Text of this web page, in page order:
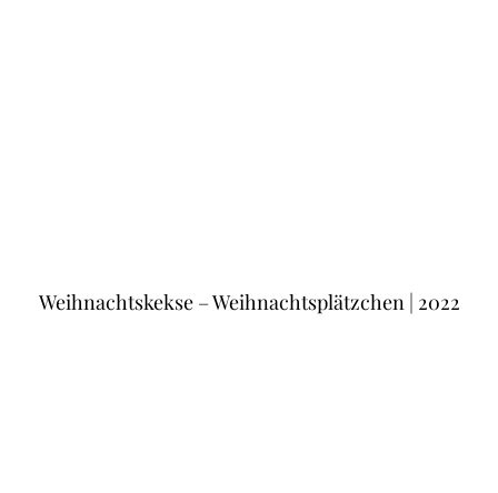
Weihnachtskekse – Weihnachtsplätzchen | 2022